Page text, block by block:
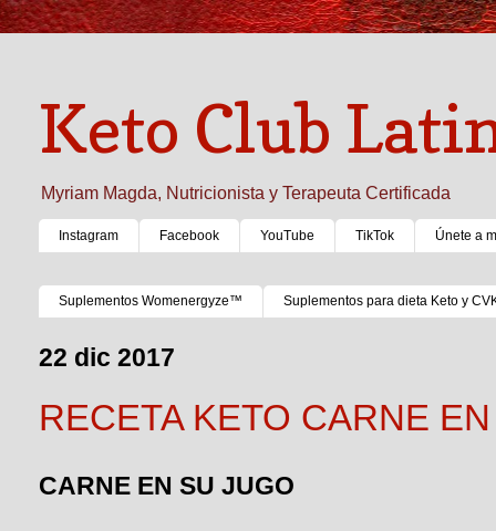
Keto Club
Myriam Magda, Nutricionista y Terapeuta Certificada
Instagram Facebook YouTube TikTok Únete a
Suplementos Womenergyze™ Suplementos para dieta Keto y
22 dic 2017
RECETA KETO CARNE
CARNE EN SU JUGO